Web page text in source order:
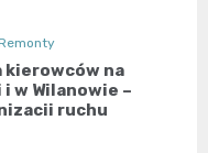
kierowców na
w Wilanowie –
ruchu